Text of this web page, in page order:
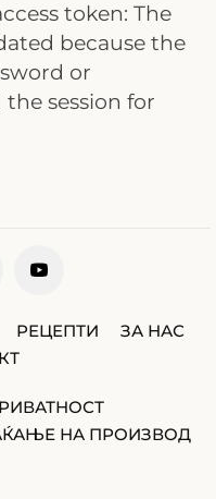
token: The
because the
or
session for
РЕЦЕПТИ
ЗА НАС
НА ПРОИЗВОД